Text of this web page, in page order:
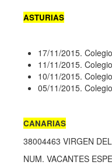
ASTURIAS
17/11/2015.
11/11/2015.
10/11/2015.
05/11/2015.
CANARIAS
38004463 VIRGEN
NUM. VACANTES